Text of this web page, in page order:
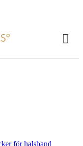
för halsband